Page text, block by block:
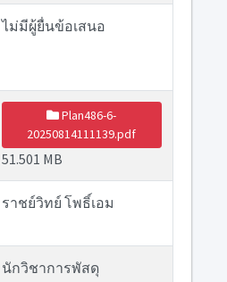
ไม่มีผู้ยื่นข้อเสนอ
Plan486-6-
20250814111139.pdf
51.501 MB
ราชย์วิทย์ โพธิ์เอม
นักวิชาการพัสดุ